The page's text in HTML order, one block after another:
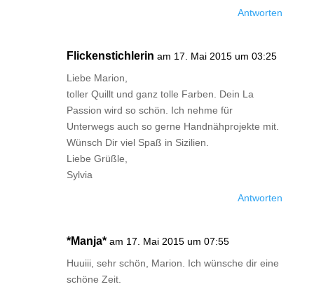
Antworten
Flickenstichlerin am 17. Mai 2015 um 03:25
Liebe Marion,
toller Quillt und ganz tolle Farben. Dein La
Passion wird so schön. Ich nehme für
Unterwegs auch so gerne Handnähprojekte mit.
Wünsch Dir viel Spaß in Sizilien.
Liebe Grüßle,
Sylvia
Antworten
*Manja* am 17. Mai 2015 um 07:55
Huuiii, sehr schön, Marion. Ich wünsche dir eine
schöne Zeit.